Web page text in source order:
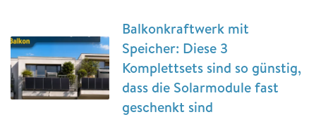
Balkonkraftwerk mit
Speicher: Diese 3
Komplettsets sind so günstig,
dass die Solarmodule fast
geschenkt sind